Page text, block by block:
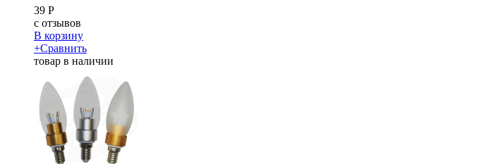
39 Р
c отзывов
В корзину
+Сравнить
товар в наличии